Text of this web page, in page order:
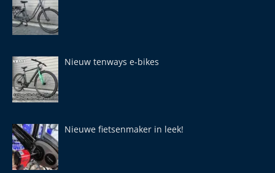
Nieuw tenways e-bikes
Nieuwe fietsenmaker in leek!